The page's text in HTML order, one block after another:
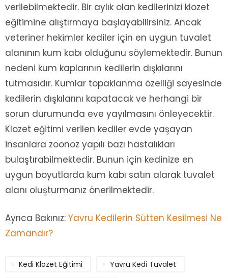
verilebilmektedir. Bir aylık olan kedilerinizi klozet
eğitimine alıştırmaya başlayabilirsiniz. Ancak
veteriner hekimler kediler için en uygun tuvalet
alanının kum kabı olduğunu söylemektedir. Bunun
nedeni kum kaplarının kedilerin dışkılarını
tutmasıdır. Kumlar topaklanma özelliği sayesinde
kedilerin dışkılarını kapatacak ve herhangi bir
sorun durumunda eve yayılmasını önleyecektir.
Klozet eğitimi verilen kediler evde yaşayan
insanlara zoonoz yapılı bazı hastalıkları
bulaştırabilmektedir. Bunun için kedinize en
uygun boyutlarda kum kabı satın alarak tuvalet
alanı oluşturmanız önerilmektedir.
Ayrıca Bakınız: Yavru Kedilerin Sütten Kesilmesi Ne
Zamandır?
Kedi Klozet Eğitimi Yavru Kedi Tuvalet